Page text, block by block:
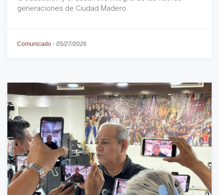
generaciones de Ciudad Madero.
Comunicado - 05/27/2026